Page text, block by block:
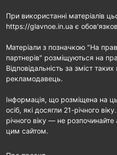
При використанні матеріалів
https://glavnoe.in.ua є
Матеріали з позначкою "На
партнерів" розміщуються на
Відповідальність за зміст
рекламодавець.
Інформація, що розміщена на
осіб, які досягли 21-річного
річного віку — не
цим сайтом.